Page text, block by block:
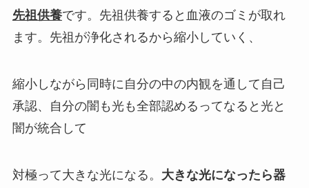
先祖供養です。先祖供養すると血液のゴミが取れ
ます。先祖が浄化されるから縮小していく、
縮小しながら同時に自分の中の内観を通して自己
承認、自分の闇も光も全部認めるってなると光と
闇が統合して
対極って大きな光になる。 大きな光になったら器